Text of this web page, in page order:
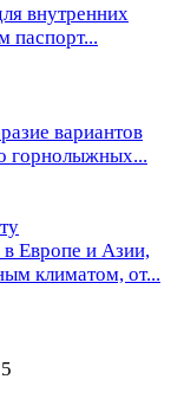
внутренних
паспорт...
вариантов
горнолыжных...
Европе и Азии,
климатом, от...